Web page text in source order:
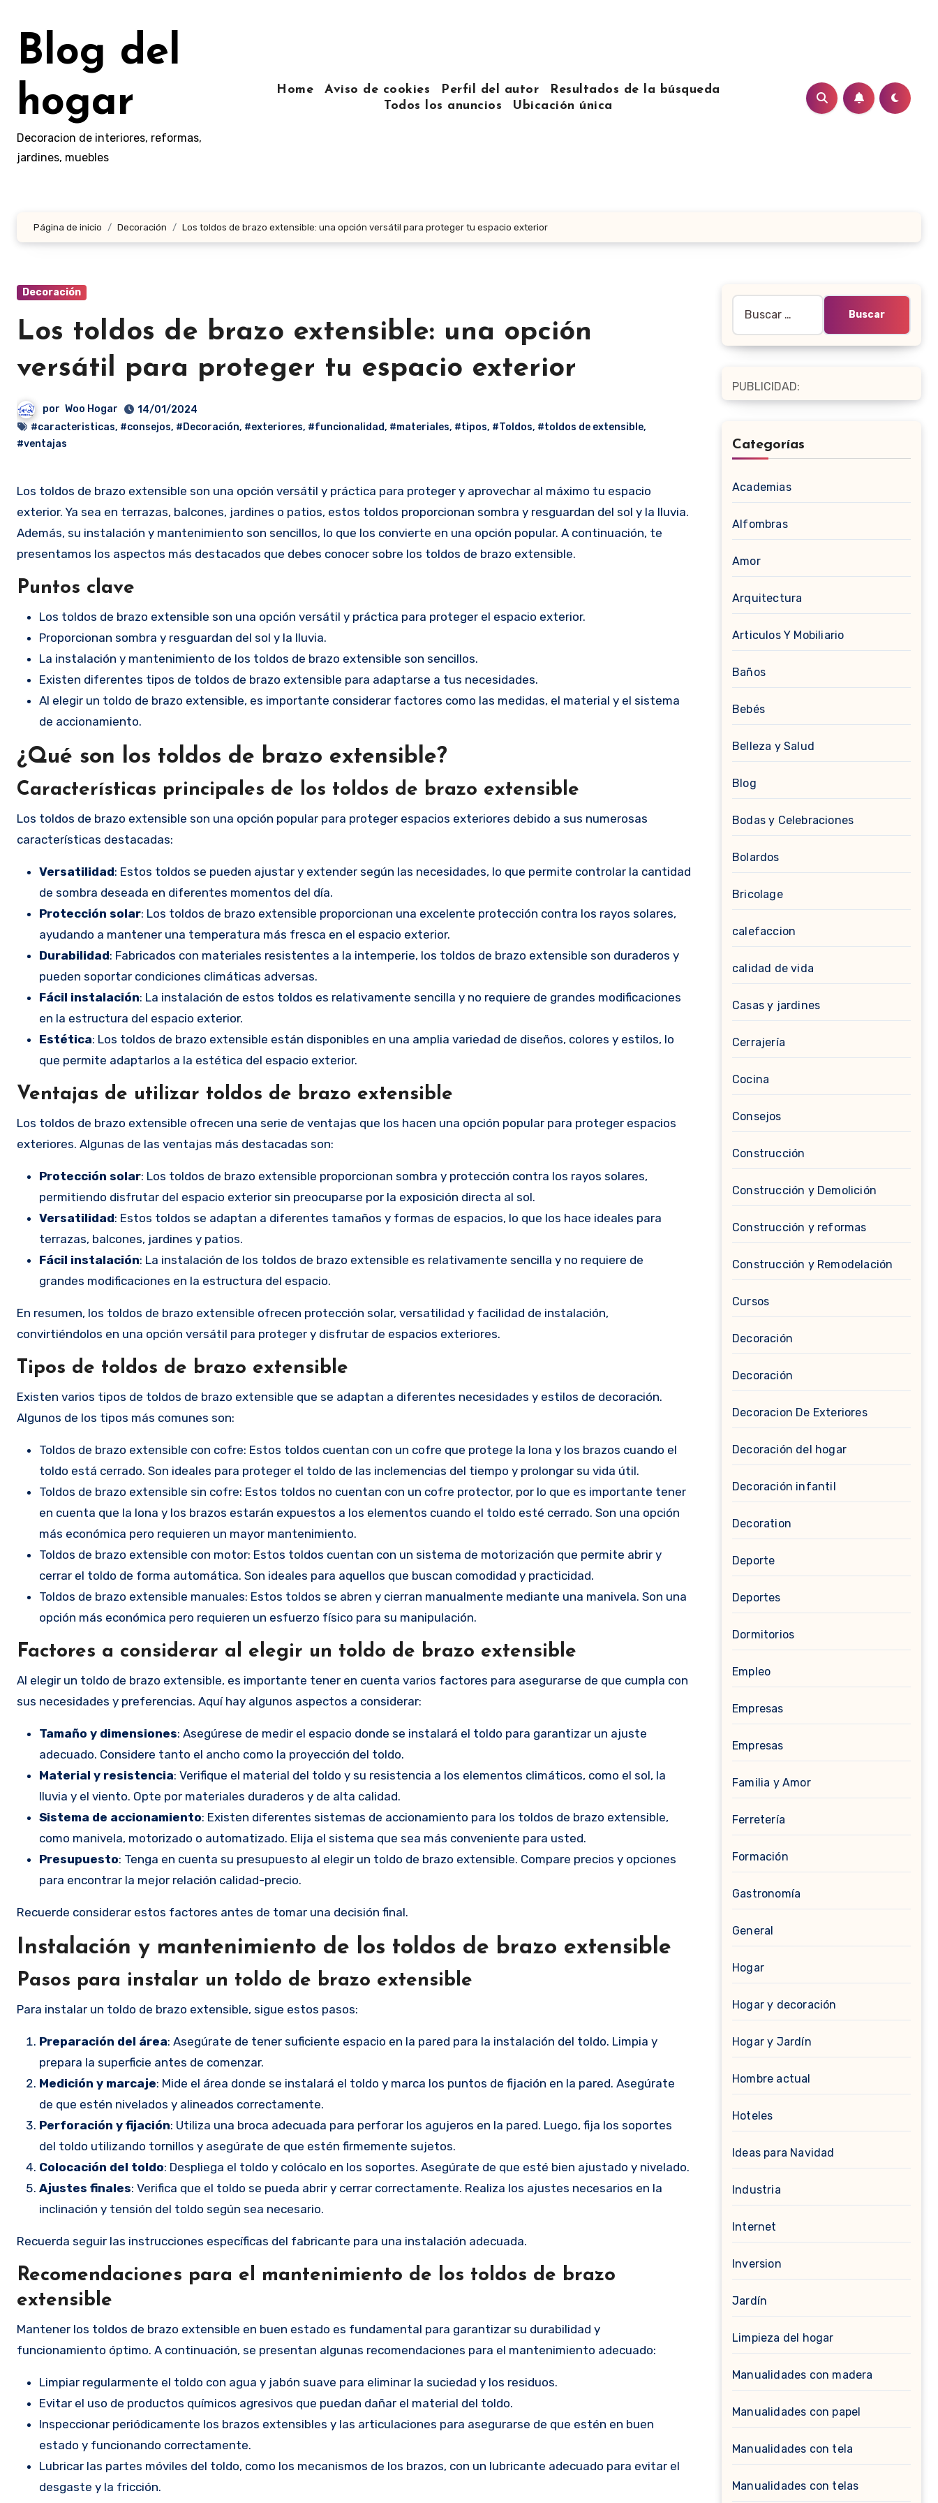
contenido
Blog del
hogar
Decoracion de interiores, reformas,
jardines, muebles
Home Aviso de cookies Perfil del autor
Resultados de la búsqueda
Todos los anuncios
Ubicación única
Página de inicio Decoración Los toldos de brazo extensible: una opción versátil para proteger tu espacio exterior
Decoración
Los toldos de brazo extensible: una opción
versátil para proteger tu espacio exterior
por Woo Hogar
14/01/2024
#caracteristicas, #consejos, #Decoración, #exteriores, #funcionalidad, #materiales, #tipos, #Toldos, #toldos de extensible,
#ventajas
Los toldos de brazo extensible son una opción versátil y práctica para proteger y aprovechar al máximo tu espacio
exterior. Ya sea en terrazas, balcones, jardines o patios, estos toldos proporcionan sombra y resguardan del sol y la lluvia.
Además, su instalación y mantenimiento son sencillos, lo que los convierte en una opción popular. A continuación, te
presentamos los aspectos más destacados que debes conocer sobre los toldos de brazo extensible.
Puntos clave
Los toldos de brazo extensible son una opción versátil y práctica para proteger el espacio exterior.
Proporcionan sombra y resguardan del sol y la lluvia.
La instalación y mantenimiento de los toldos de brazo extensible son sencillos.
Existen diferentes tipos de toldos de brazo extensible para adaptarse a tus necesidades.
Al elegir un toldo de brazo extensible, es importante considerar factores como las medidas, el material y el sistema
de accionamiento.
¿Qué son los toldos de brazo extensible?
Características principales de los toldos de brazo extensible
Los toldos de brazo extensible son una opción popular para proteger espacios exteriores debido a sus numerosas
características destacadas:
Versatilidad: Estos toldos se pueden ajustar y extender según las necesidades, lo que permite controlar la cantidad
de sombra deseada en diferentes momentos del día.
Protección solar: Los toldos de brazo extensible proporcionan una excelente protección contra los rayos solares,
ayudando a mantener una temperatura más fresca en el espacio exterior.
Durabilidad: Fabricados con materiales resistentes a la intemperie, los toldos de brazo extensible son duraderos y
pueden soportar condiciones climáticas adversas.
Fácil instalación: La instalación de estos toldos es relativamente sencilla y no requiere de grandes modificaciones
en la estructura del espacio exterior.
Estética: Los toldos de brazo extensible están disponibles en una amplia variedad de diseños, colores y estilos, lo
que permite adaptarlos a la estética del espacio exterior.
Ventajas de utilizar toldos de brazo extensible
Los toldos de brazo extensible ofrecen una serie de ventajas que los hacen una opción popular para proteger espacios
exteriores. Algunas de las ventajas más destacadas son:
Protección solar: Los toldos de brazo extensible proporcionan sombra y protección contra los rayos solares,
permitiendo disfrutar del espacio exterior sin preocuparse por la exposición directa al sol.
Versatilidad: Estos toldos se adaptan a diferentes tamaños y formas de espacios, lo que los hace ideales para
terrazas, balcones, jardines y patios.
Fácil instalación: La instalación de los toldos de brazo extensible es relativamente sencilla y no requiere de
grandes modificaciones en la estructura del espacio.
En resumen, los toldos de brazo extensible ofrecen protección solar, versatilidad y facilidad de instalación,
convirtiéndolos en una opción versátil para proteger y disfrutar de espacios exteriores.
Tipos de toldos de brazo extensible
Existen varios tipos de toldos de brazo extensible que se adaptan a diferentes necesidades y estilos de decoración.
Algunos de los tipos más comunes son:
Toldos de brazo extensible con cofre: Estos toldos cuentan con un cofre que protege la lona y los brazos cuando el
toldo está cerrado. Son ideales para proteger el toldo de las inclemencias del tiempo y prolongar su vida útil.
Toldos de brazo extensible sin cofre: Estos toldos no cuentan con un cofre protector, por lo que es importante tener
en cuenta que la lona y los brazos estarán expuestos a los elementos cuando el toldo esté cerrado. Son una opción
más económica pero requieren un mayor mantenimiento.
Toldos de brazo extensible con motor: Estos toldos cuentan con un sistema de motorización que permite abrir y
cerrar el toldo de forma automática. Son ideales para aquellos que buscan comodidad y practicidad.
Toldos de brazo extensible manuales: Estos toldos se abren y cierran manualmente mediante una manivela. Son una
opción más económica pero requieren un esfuerzo físico para su manipulación.
Factores a considerar al elegir un toldo de brazo extensible
Al elegir un toldo de brazo extensible, es importante tener en cuenta varios factores para asegurarse de que cumpla con
sus necesidades y preferencias. Aquí hay algunos aspectos a considerar:
Tamaño y dimensiones: Asegúrese de medir el espacio donde se instalará el toldo para garantizar un ajuste
adecuado. Considere tanto el ancho como la proyección del toldo.
Material y resistencia: Verifique el material del toldo y su resistencia a los elementos climáticos, como el sol, la
lluvia y el viento. Opte por materiales duraderos y de alta calidad.
Sistema de accionamiento: Existen diferentes sistemas de accionamiento para los toldos de brazo extensible,
como manivela, motorizado o automatizado. Elija el sistema que sea más conveniente para usted.
Presupuesto: Tenga en cuenta su presupuesto al elegir un toldo de brazo extensible. Compare precios y opciones
para encontrar la mejor relación calidad-precio.
Recuerde considerar estos factores antes de tomar una decisión final.
Instalación y mantenimiento de los toldos de brazo extensible
Pasos para instalar un toldo de brazo extensible
Para instalar un toldo de brazo extensible, sigue estos pasos:
Preparación del área: Asegúrate de tener suficiente espacio en la pared para la instalación del toldo. Limpia y
prepara la superficie antes de comenzar.
Medición y marcaje: Mide el área donde se instalará el toldo y marca los puntos de fijación en la pared. Asegúrate
de que estén nivelados y alineados correctamente.
Perforación y fijación: Utiliza una broca adecuada para perforar los agujeros en la pared. Luego, fija los soportes
del toldo utilizando tornillos y asegúrate de que estén firmemente sujetos.
Colocación del toldo: Despliega el toldo y colócalo en los soportes. Asegúrate de que esté bien ajustado y nivelado.
Ajustes finales: Verifica que el toldo se pueda abrir y cerrar correctamente. Realiza los ajustes necesarios en la
inclinación y tensión del toldo según sea necesario.
Recuerda seguir las instrucciones específicas del fabricante para una instalación adecuada.
Recomendaciones para el mantenimiento de los toldos de brazo
extensible
Mantener los toldos de brazo extensible en buen estado es fundamental para garantizar su durabilidad y
funcionamiento óptimo. A continuación, se presentan algunas recomendaciones para el mantenimiento adecuado:
Limpiar regularmente el toldo con agua y jabón suave para eliminar la suciedad y los residuos.
Evitar el uso de productos químicos agresivos que puedan dañar el material del toldo.
Inspeccionar periódicamente los brazos extensibles y las articulaciones para asegurarse de que estén en buen
estado y funcionando correctamente.
Lubricar las partes móviles del toldo, como los mecanismos de los brazos, con un lubricante adecuado para evitar el
desgaste y la fricción.
PUBLICIDAD:
Categorías
Academias
Alfombras
Amor
Arquitectura
Articulos Y Mobiliario
Baños
Bebés
Belleza y Salud
Blog
Bodas y Celebraciones
Bolardos
Bricolage
calefaccion
calidad de vida
Casas y jardines
Cerrajería
Cocina
Consejos
Construcción
Construcción y Demolición
Construcción y reformas
Construcción y Remodelación
Cursos
Decoración
Decoración
Decoracion De Exteriores
Decoración del hogar
Decoración infantil
Decoration
Deporte
Deportes
Dormitorios
Empleo
Empresas
Empresas
Familia y Amor
Ferretería
Formación
Gastronomía
General
Hogar
Hogar y decoración
Hogar y Jardín
Hombre actual
Hoteles
Ideas para Navidad
Industria
Internet
Inversion
Jardín
Limpieza del hogar
Manualidades con madera
Manualidades con papel
Manualidades con tela
Manualidades con telas